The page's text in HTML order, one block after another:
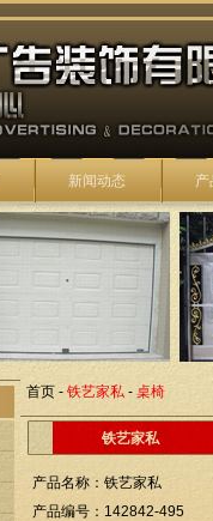
新闻动态 产
首页- 铁艺家私- 桌椅
铁艺家私
产品名称：铁艺家私
产品编号：142842-495